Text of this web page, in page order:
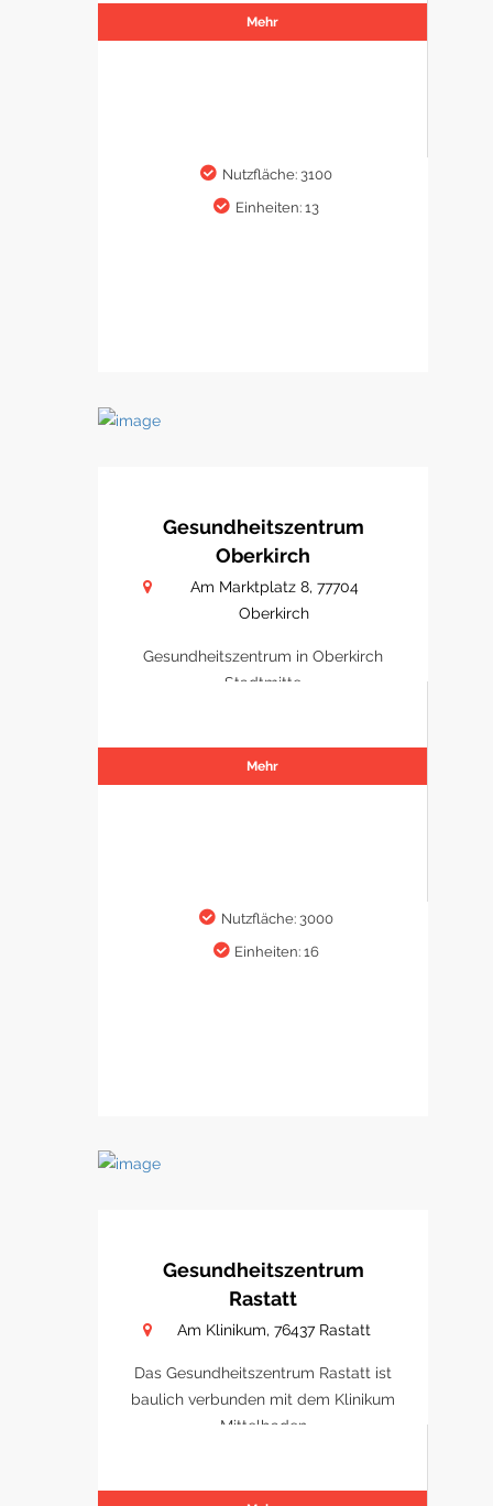
Mehr
Nutzfläche: 3100
Einheiten: 13
Gesundheitszentrum
Oberkirch
Am Marktplatz 8, 77704
Oberkirch
Gesundheitszentrum in Oberkirch
Stadtmitte
Mehr
Nutzfläche: 3000
Einheiten: 16
Gesundheitszentrum
Rastatt
Am Klinikum, 76437 Rastatt
Das Gesundheitszentrum Rastatt ist
baulich verbunden mit dem Klinikum
Mittelbaden